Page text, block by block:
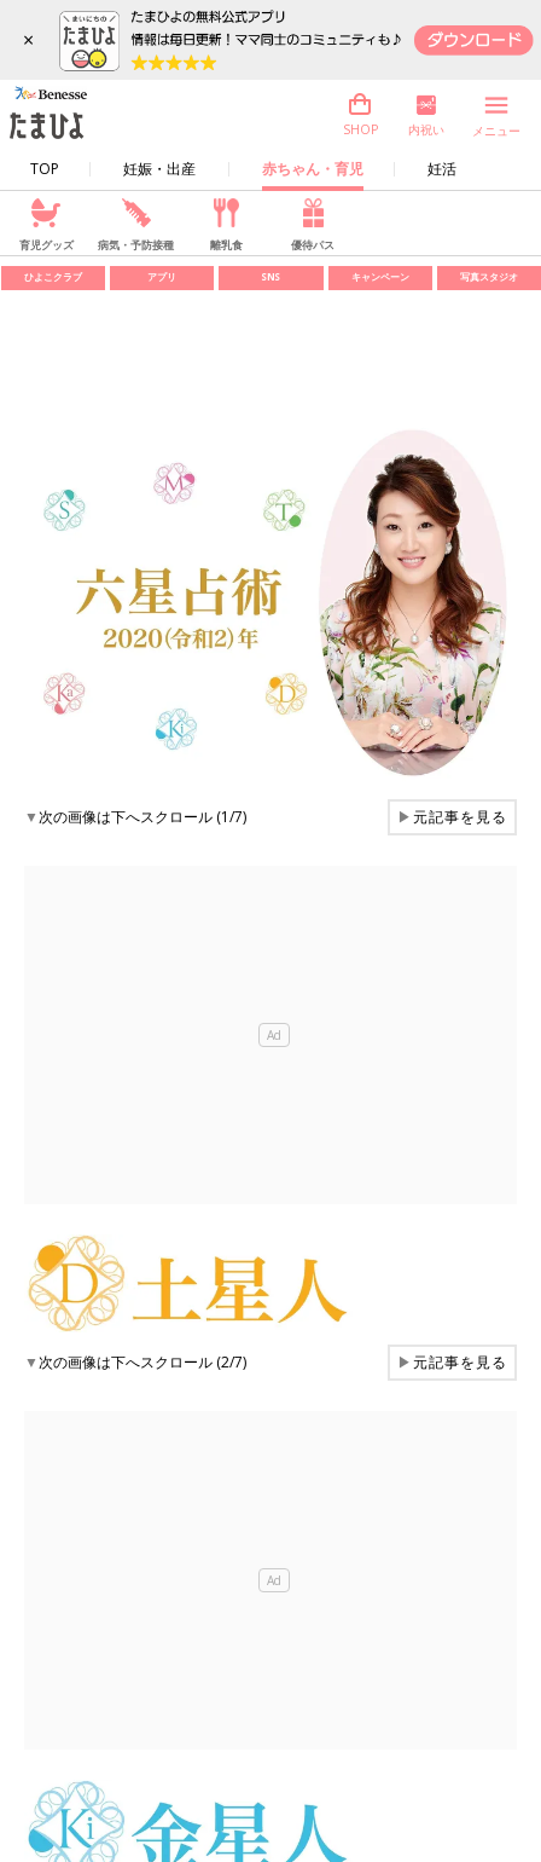
×
TOP 妊娠・出産 赤ちゃん・育児 妊活
SHOP 内祝い メニュー
育児グッズ 病気・予防接種 離乳食 優待パス
ひよこクラブ アプリ SNS キャンペーン 写真スタジオ
▼次の画像は下へスクロール (1/7) ▶元記事を見る
▼次の画像は下へスクロール (2/7) ▶元記事を見る